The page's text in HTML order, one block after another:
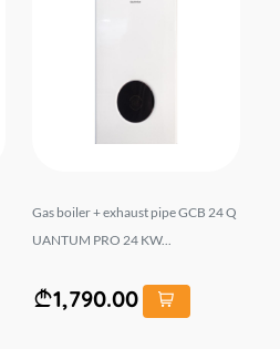
Gas boiler + exhaust pipe GCB 24 Q
UANTUM PRO 24 KW...
1,790.00